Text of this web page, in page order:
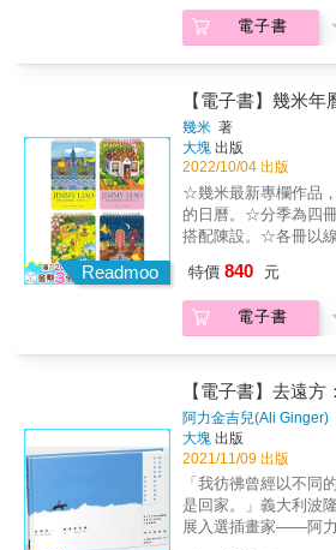
因為大人超級沒用，
與想像出來的空氣朋
大人們需要被小孩拯
我們前進的超級英雄小
本創作， 喚出了常見於作品中的代表人物
&mdash;&mdash;男孩與
直接面向內心的小劇場。 以色鉛、油
暖。 細細尋找，會發現畫面中處處藏著繪者的
感性， 一顆蘋果、一艘紙船、一把鑰匙， 都是
夢想的符號，微小不經
論幾歲的你，翻開《生日快樂
見不小心遺忘許久的自己， 再一次
珍惜的寶物！ &
複雜的成長心思。 & 生日對你而言，是怎麼樣
的一天呢？ & 這是一本小男孩視角的生日繪
道、市場、公園，今天
上，遇到好多好多生日祝福， 走
群、神奇的花園、星
&hellip;&hellip; 每一分鐘都交織著新奇、興奮
與不安， 卻也因此又體會了什麼、懂了一些什
麼。 每個人都是這樣長大的吧， 各自體驗不同
的美好、期待、失落
這些擁有或失去，都
為今日的樣子。 & 創作力自由充沛的阿蕉， 心
本創作， 喚出了常見於作品中的代表人物
&mdash;&mdash;男孩與
直接面向內心的小劇場。 以色鉛、油
的質地混搭， 繪出故事底蘊想傳遞的純真與溫
暖。 細細尋找，會發現畫面中處處藏著繪者的
感性， 一顆蘋果、一艘紙船、一把鑰匙， 都是
夢想的符號，微小不經
論幾歲的你，翻開《生日快樂
見不小心遺忘許久的自己， 再一次
珍惜的寶物！ &
電子書
Readmoo
【電子書】幾米年
幾米 著
大塊 出版
2022/10/04 出版
☆幾米最新專欄作品
的日曆。☆分季為四
搭配陳設。☆各冊以
是日曆亦是精美筆記
落置放年曆。☆透明
獨使用。2023的每一
與文句，像是創作的
年每一天。為了讓大
一頁，同時具有實用
取線圈裝訂，可將每
也不必煩惱撕下的日
年的日曆分成四冊裝
附的腳架上。每張日
了日曆之外也可以當
特價 840 元
電子書
【電子書】去遠方
阿力金吉兒(Ali Ginger)
大塊 出版
2021/11/09 出版
「我彷彿曾經以不同
是回家。」義大利波
展入選插畫家——阿